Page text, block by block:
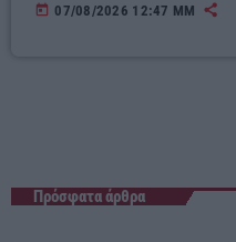
today 07/08/2026 12:47 ΜΜ
Πρόσφατα άρθρα